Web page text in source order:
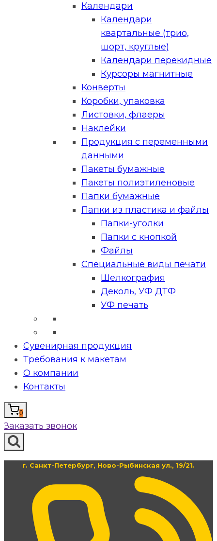
Календари
Календари
квартальные (трио,
шорт, круглые)
Календари перекидные
Курсоры магнитные
Конверты
Коробки, упаковка
Листовки, флаеры
Наклейки
Продукция с переменными
данными
Пакеты бумажные
Пакеты полиэтиленовые
Папки бумажные
Папки из пластика и файлы
Папки-уголки
Папки с кнопкой
Файлы
Специальные виды печати
Шелкография
Деколь, УФ ДТФ
УФ печать
Сувенирная продукция
Требования к макетам
О компании
Контакты
0
Заказать звонок
г. Санкт-Петербург, Ново-Рыбинская ул., 19/21.